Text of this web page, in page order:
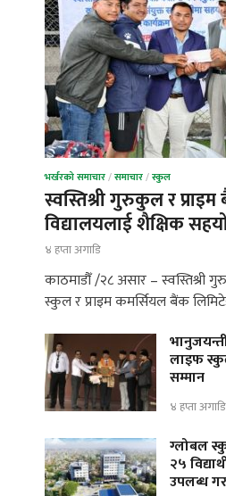
भर्खरको समाचार/समाचार/स्कुल
स्वस्तिश्री गुरुकुल र प्राइम
विद्यालयलाई शैक्षिक
४ हप्ता अगाडि
काठमाडौँ /२८ असार – स्वस्तिश्री
स्कुल र प्राइम कमर्सियल बैंक
लाइफ
सम्मान
४ हप्ता अगाडि
ग्लोबल
२५
उपलब्ध